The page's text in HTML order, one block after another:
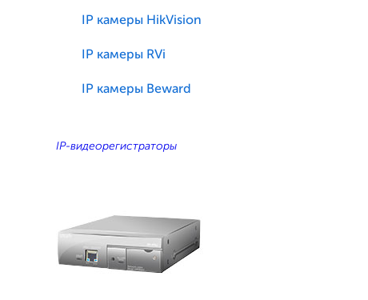
IP камеры HikVision
IP камеры RVi
IP камеры Beward
IP-видеорегистраторы